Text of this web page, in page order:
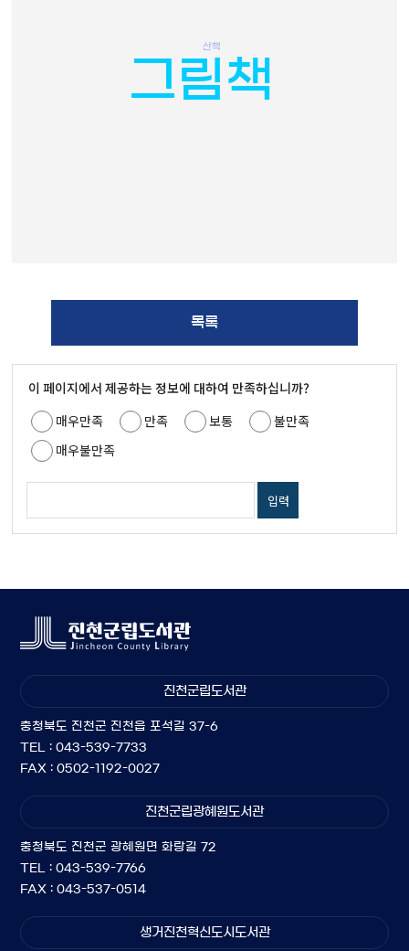
그림책
산책
목록
이 페이지에서 제공하는 정보에 대하여 만족하십니까?
매우만족
만족 보통
불만족
매우불만족
진천군립도서관
충청북도 진천군 진천읍 포석길 37-6
TEL : 043-539-7733
FAX : 0502-1192-0027
진천군립광혜원도서관
충청북도 진천군 광혜원면 화랑길 72
TEL : 043-539-7766
FAX : 043-537-0514
생거진천혁신도시도서관